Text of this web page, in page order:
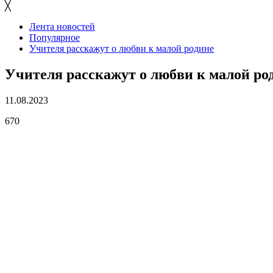
╳
Лента новостей
Популярное
Учителя расскажут о любви к малой родине
Учителя расскажут о любви к малой
11.08.2023
670